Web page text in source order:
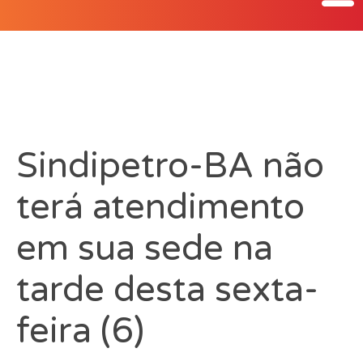
Sindipetro-BA não
terá atendimento
em sua sede na
tarde desta sexta-
feira (6)